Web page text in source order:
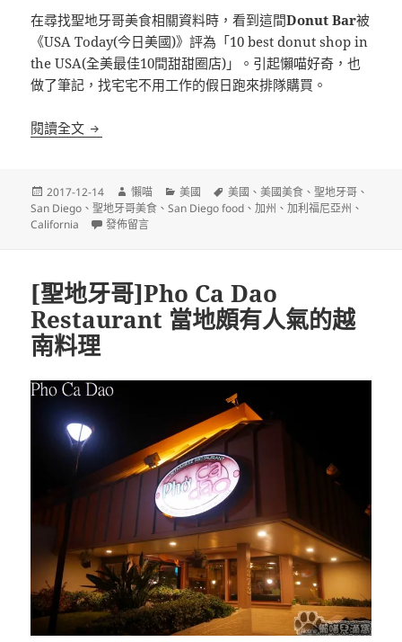
在尋找聖地牙哥美食相關資料時，看到這間Donut Bar被
《USA Today(今日美國)》評為「10 best donut shop in
the USA(全美最佳10間甜甜圈店)」。引起懶喵好奇，也
做了筆記，找宅宅不用工作的假日跑來排隊購買。
閱讀全文 [聖地牙哥]Donut Bar 全美最佳10間甜甜圈店之一
發
佈
日
2017-12-14
作
者
懶喵
分
類
美國
標
籤
美國 、美國美食 、聖地牙哥 、
San Diego 、聖地牙哥美食 、San Diego food 、加州 、加利福尼亞州 、
California
在〈[聖地牙哥]Donut Bar 全美最佳10間甜甜圈店之一〉
發佈留言
[聖地牙哥]Pho Ca Dao
Restaurant 當地頗有人氣的越
南料理